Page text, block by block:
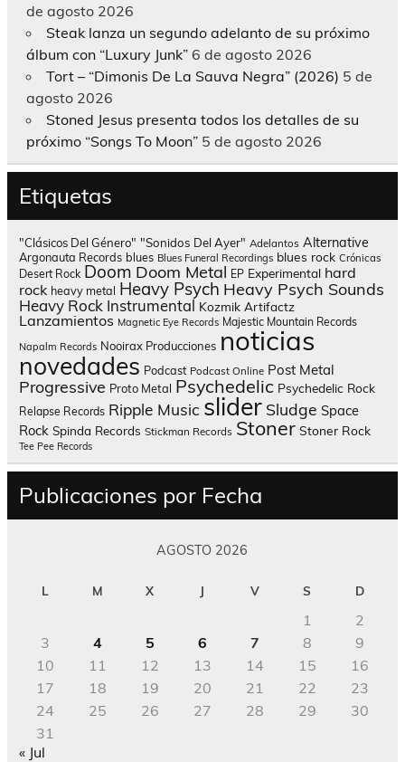
de agosto 2026
Steak lanza un segundo adelanto de su próximo
álbum con “Luxury Junk” 6 de agosto 2026
Tort – “Dimonis De La Sauva Negra” (2026) 5 de
agosto 2026
Stoned Jesus presenta todos los detalles de su
próximo “Songs To Moon” 5 de agosto 2026
Etiquetas
"Clásicos Del Género" "Sonidos Del Ayer" Adelantos Alternative
Argonauta Records blues Blues Funeral Recordings blues rock Crónicas
Desert Rock Doom Doom Metal EP Experimental hard
rock heavy metal Heavy Psych Heavy Psych Sounds
Heavy Rock Instrumental Kozmik Artifactz
Lanzamientos Magnetic Eye Records Majestic Mountain Records
Napalm Records Nooirax Producciones noticias
novedades Podcast Podcast Online Post Metal
Progressive Proto Metal Psychedelic Psychedelic Rock
Relapse Records Ripple Music slider Sludge Space
Rock Spinda Records Stickman Records Stoner Stoner Rock
Tee Pee Records
Publicaciones por Fecha
AGOSTO 2026
L M X J V S D
1
2
3
4 5 6 7 8
9
10
11 12 13 14 15
16
17
18 19 20 21 22
23
24
25 26 27 28 29
30
31
« Jul